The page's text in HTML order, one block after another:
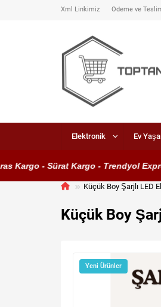
Xml Linkimiz Ödeme ve
Elektronik Ev
- Sürat Kargo - Trendyol
Küçük Boy Şarjlı LED
Küçük Boy
Yeni Ürünler